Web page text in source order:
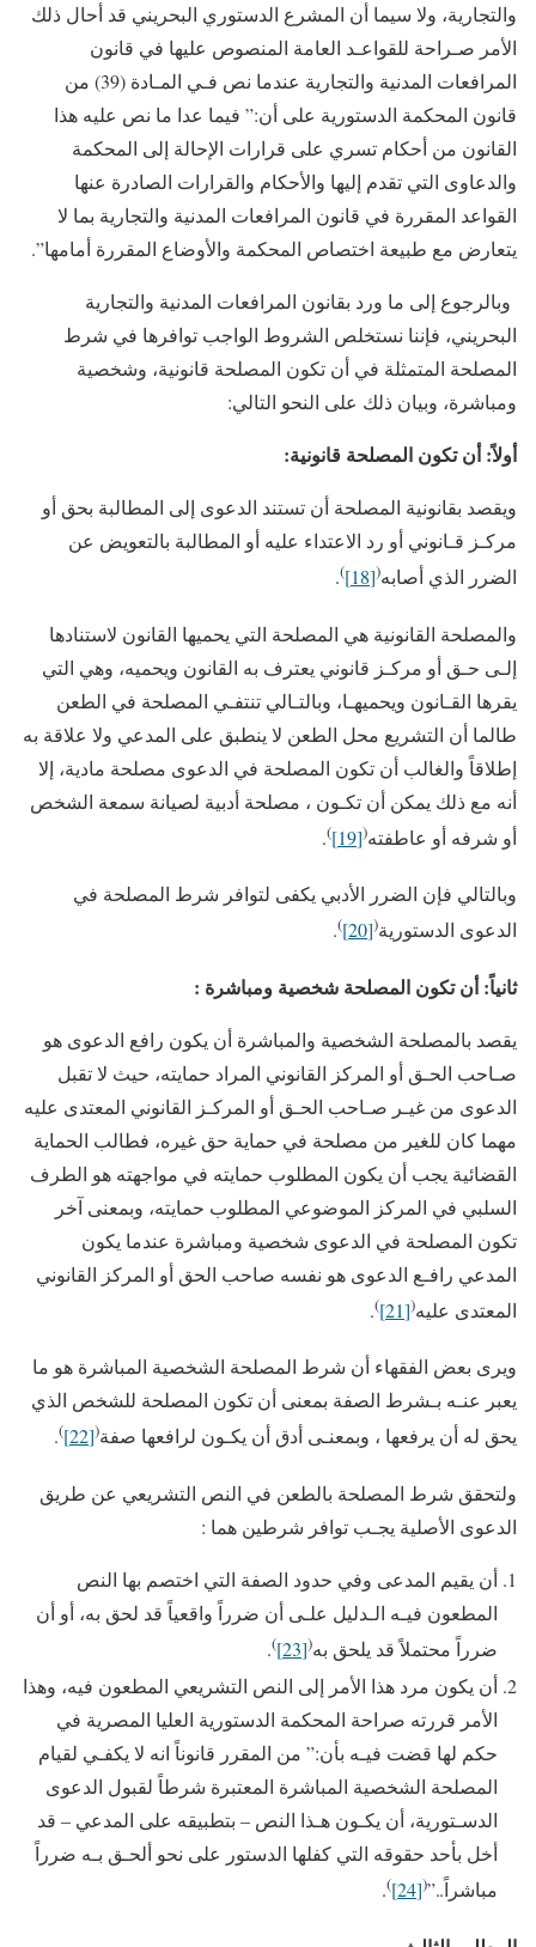
والتجارية، ولا سيما أن المشرع الدستوري البحريني قد أحال ذلك
الأمر صـراحة للقواعـد العامة المنصوص عليها في قانون
المرافعات المدنية والتجارية عندما نص فـي المـادة (39) من
قانون المحكمة الدستورية على أن:” فيما عدا ما نص عليه هذا
القانون من أحكام تسري على قرارات الإحالة إلى المحكمة
والدعاوى التي تقدم إليها والأحكام والقرارات الصادرة عنها
القواعد المقررة في قانون المرافعات المدنية والتجارية بما لا
يتعارض مع طبيعة اختصاص المحكمة والأوضاع المقررة أمامها”.
وبالرجوع إلى ما ورد بقانون المرافعات المدنية والتجارية
البحريني، فإننا نستخلص الشروط الواجب توافرها في شرط
المصلحة المتمثلة في أن تكون المصلحة قانونية، وشخصية
ومباشرة، وبيان ذلك على النحو التالي:
أولاً: أن تكون المصلحة قانونية:
ويقصد بقانونية المصلحة أن تستند الدعوى إلى المطالبة بحق أو
مركـز قـانوني أو رد الاعتداء عليه أو المطالبة بالتعويض عن
الضرر الذي أصابه(
[18]
)
.
والمصلحة القانونية هي المصلحة التي يحميها القانون لاستنادها
إلـى حـق أو مركـز قانوني يعترف به القانون ويحميه، وهي التي
يقرها القـانون ويحميهـا، وبالتـالي تنتفـي المصلحة في الطعن
طالما أن التشريع محل الطعن لا ينطبق على المدعي ولا علاقة به
إطلاقاً والغالب أن تكون المصلحة في الدعوى مصلحة مادية، إلا
أنه مع ذلك يمكن أن تكـون ، مصلحة أدبية لصيانة سمعة الشخص
أو شرفه أو عاطفته(
[19]
)
.
وبالتالي فإن الضرر الأدبي يكفى لتوافر شرط المصلحة في
الدعوى الدستورية(
[20]
)
.
ثانياً: أن تكون المصلحة شخصية ومباشرة :
يقصد بالمصلحة الشخصية والمباشرة أن يكون رافع الدعوى هو
صـاحب الحـق أو المركز القانوني المراد حمايته، حيث لا تقبل
الدعوى من غيـر صـاحب الحـق أو المركـز القانوني المعتدى عليه
مهما كان للغير من مصلحة في حماية حق غيره، فطالب الحماية
القضائية يجب أن يكون المطلوب حمايته في مواجهته هو الطرف
السلبي في المركز الموضوعي المطلوب حمايته، وبمعنى آخر
تكون المصلحة في الدعوى شخصية ومباشرة عندما يكون
المدعي رافـع الدعوى هو نفسه صاحب الحق أو المركز القانوني
المعتدى عليه(
[21]
)
.
ويرى بعض الفقهاء أن شرط المصلحة الشخصية المباشرة هو ما
يعبر عنـه بـشرط الصفة بمعنى أن تكون المصلحة للشخص الذي
يحق له أن يرفعها ، وبمعنـى أدق أن يكـون لرافعها صفة(
[22]
)
.
ولتحقق شرط المصلحة بالطعن في النص التشريعي عن طريق
الدعوى الأصلية يجـب توافر شرطين هما :
أن يقيم المدعى وفي حدود الصفة التي اختصم بها النص
المطعون فيـه الـدليل علـى أن ضرراً واقعياً قد لحق به، أو أن
ضرراً محتملاً قد يلحق به(
[23]
)
.
أن يكون مرد هذا الأمر إلى النص التشريعي المطعون فيه، وهذا
الأمر قررته صراحة المحكمة الدستورية العليا المصرية في
حكم لها قضت فيـه بأن:” من المقرر قانوناً انه لا يكفـي لقيام
المصلحة الشخصية المباشرة المعتبرة شرطاً لقبول الدعوى
الدسـتورية، أن يكـون هـذا النص – بتطبيقه على المدعي – قد
أخل بأحد حقوقه التي كفلها الدستور على نحو ألحـق بـه ضرراً
مباشراً..”(
[24]
)
.